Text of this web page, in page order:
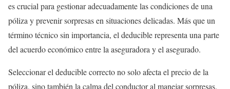
es crucial para gestionar adecuadamente las condiciones de una
póliza y prevenir sorpresas en situaciones delicadas. Más que un
término técnico sin importancia, el deducible representa una parte
del acuerdo económico entre la aseguradora y el asegurado.
Seleccionar el deducible correcto no solo afecta el precio de la
póliza, sino también la calma del conductor al manejar sorpresas.